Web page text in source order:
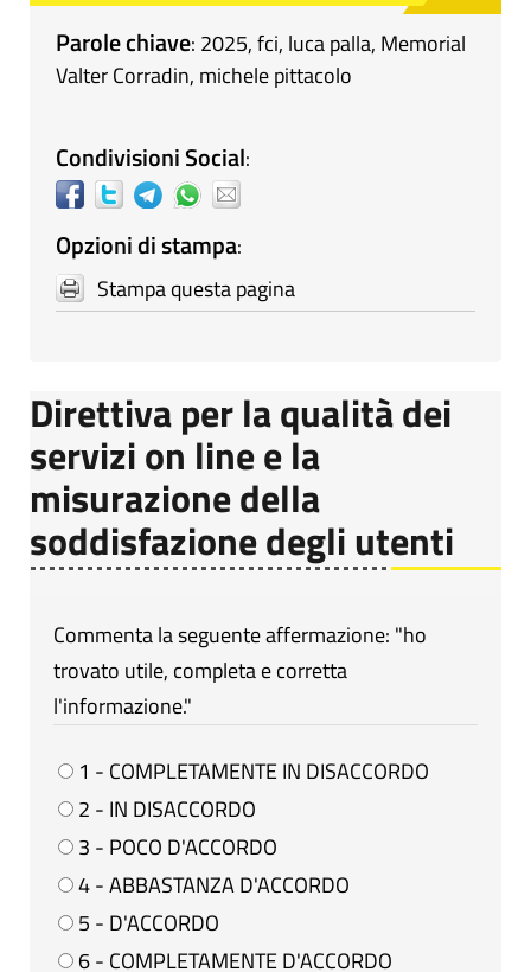
Parole chiave: 2025,fci, luca palla, Memorial
Valter Corradin, michele pittacolo
Condivisioni Social:
Opzioni di stampa:
Stampa questa pagina
Direttiva per la qualità dei
servizi on line e la
misurazione della
soddisfazione degli utenti
Commenta la seguente affermazione: "ho
trovato utile, completa e corretta
l'informazione."
1 - COMPLETAMENTE IN DISACCORDO
2 - IN DISACCORDO
3 - POCO D'ACCORDO
4 - ABBASTANZA D'ACCORDO
5 - D'ACCORDO
6 - COMPLETAMENTE D'ACCORDO